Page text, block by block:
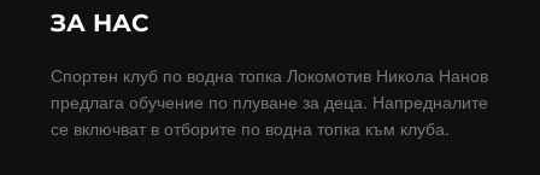
на
страници
ЗА НАС
Спортен клуб по водна топка Локомотив Никола Нанов
предлага обучение по плуване за деца. Напредналите
се включват в отборите по водна топка към клуба.